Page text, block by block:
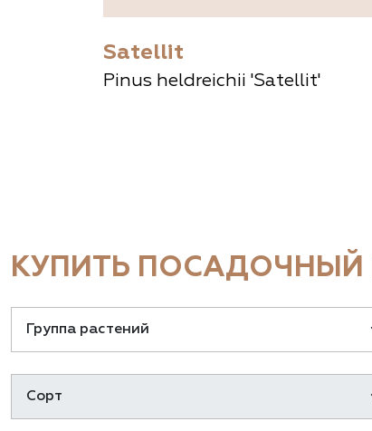
Satellit
Pinus heldreichii 'Satellit'
КУПИТЬ ПОСАДОЧНЫЙ